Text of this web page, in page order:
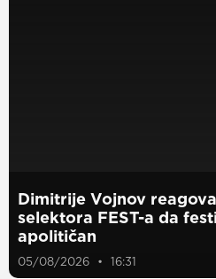
Dimitrije Vojnov
selektora FEST-a da
apolitičan
05/08/2026 16:31